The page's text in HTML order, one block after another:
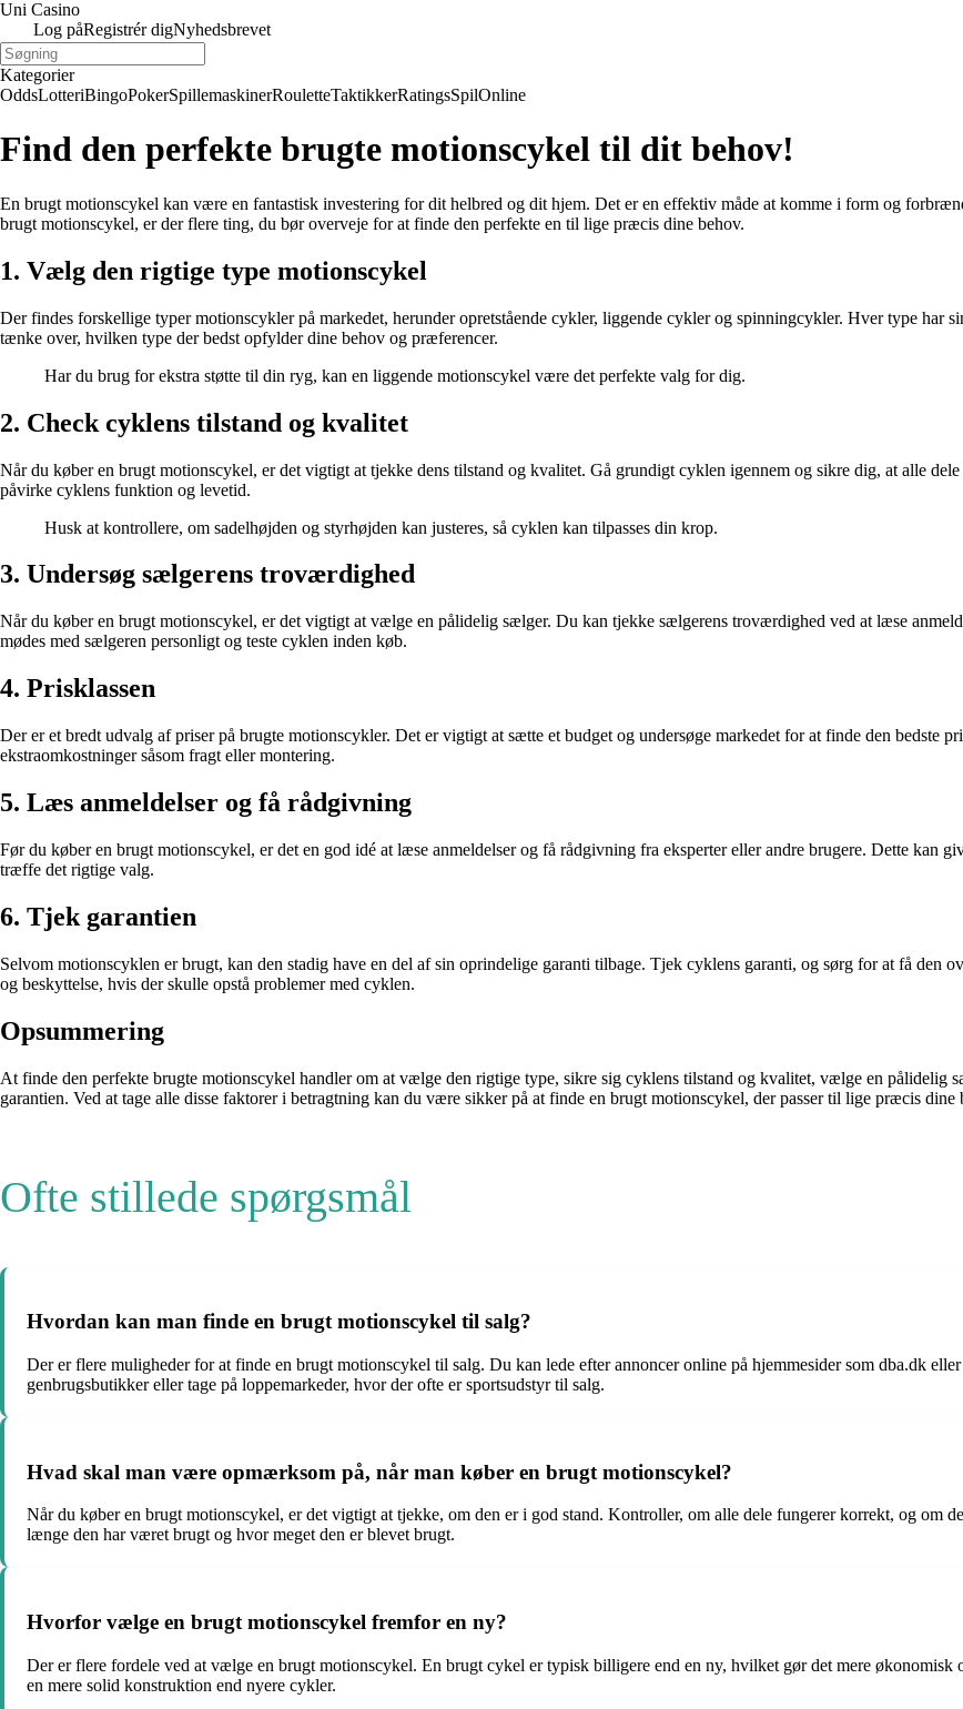
Uni Casino
Log påRegistrér digNyhedsbrevet
Kategorier
OddsLotteriBingoPokerSpillemaskinerRouletteTaktikkerRatingsSpilOnline
Find den perfekte brugte motionscykel til dit behov!
En brugt motionscykel kan være en fantastisk investering for dit helbred og dit hjem. Det er en effektiv måde at komme i form og
brugt motionscykel, er der flere ting, du bør overveje for at finde den perfekte en til lige præcis dine behov.
1. Vælg den rigtige type motionscykel
Der findes forskellige typer motionscykler på markedet, herunder opretstående cykler, liggende cykler og spinningcykler. Hver type har
tænke over, hvilken type der bedst opfylder dine behov og præferencer.
Har du brug for ekstra støtte til din ryg, kan en liggende motionscykel være det perfekte valg for dig.
2. Check cyklens tilstand og kvalitet
Når du køber en brugt motionscykel, er det vigtigt at tjekke dens tilstand og kvalitet. Gå grundigt cyklen igennem og sikre dig, at alle
påvirke cyklens funktion og levetid.
Husk at kontrollere, om sadelhøjden og styrhøjden kan justeres, så cyklen kan tilpasses din krop.
3. Undersøg sælgerens troværdighed
Når du køber en brugt motionscykel, er det vigtigt at vælge en pålidelig sælger. Du kan tjekke sælgerens troværdighed ved at læse
mødes med sælgeren personligt og teste cyklen inden køb.
4. Prisklassen
Der er et bredt udvalg af priser på brugte motionscykler. Det er vigtigt at sætte et budget og undersøge markedet for at finde den bedste
ekstraomkostninger såsom fragt eller montering.
5. Læs anmeldelser og få rådgivning
Før du køber en brugt motionscykel, er det en god idé at læse anmeldelser og få rådgivning fra eksperter eller andre brugere. Dette
træffe det rigtige valg.
6. Tjek garantien
Selvom motionscyklen er brugt, kan den stadig have en del af sin oprindelige garanti tilbage. Tjek cyklens garanti, og sørg for at få den
og beskyttelse, hvis der skulle opstå problemer med cyklen.
Opsummering
At finde den perfekte brugte motionscykel handler om at vælge den rigtige type, sikre sig cyklens tilstand og kvalitet, vælge en pålidelig
garantien. Ved at tage alle disse faktorer i betragtning kan du være sikker på at finde en brugt motionscykel, der passer til lige præcis dine
Ofte stillede spørgsmål
Hvordan kan man finde en brugt motionscykel til salg?
Der er flere muligheder for at finde en brugt motionscykel til salg. Du kan lede efter annoncer online på hjemmesider som dba.dk
genbrugsbutikker eller tage på loppemarkeder, hvor der ofte er sportsudstyr til salg.
Hvad skal man være opmærksom på, når man køber en brugt motionscykel?
Når du køber en brugt motionscykel, er det vigtigt at tjekke, om den er i god stand. Kontroller, om alle dele fungerer korrekt, og om
længe den har været brugt og hvor meget den er blevet brugt.
Hvorfor vælge en brugt motionscykel fremfor en ny?
Der er flere fordele ved at vælge en brugt motionscykel. En brugt cykel er typisk billigere end en ny, hvilket gør det mere
en mere solid konstruktion end nyere cykler.